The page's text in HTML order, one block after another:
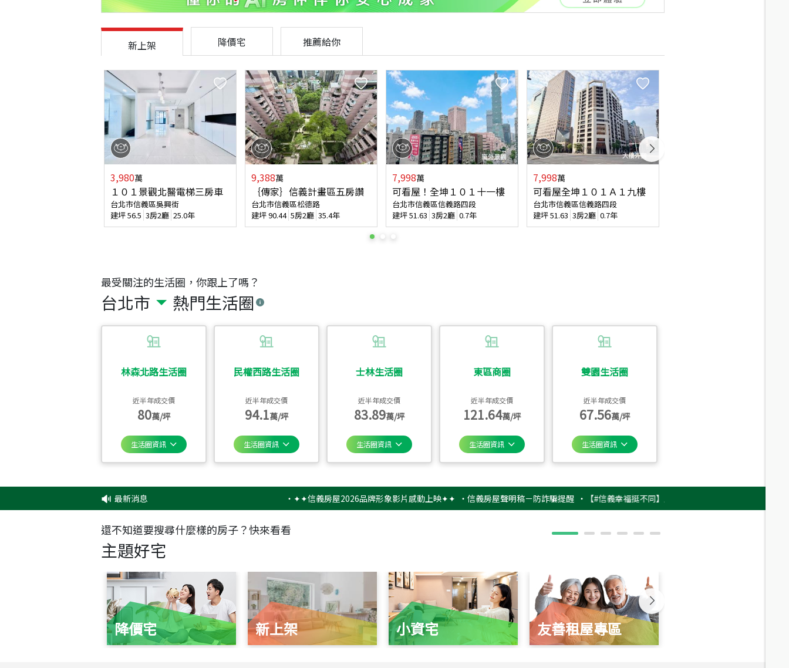
最受關注的生活圈，你跟上了嗎？
台北市 熱門生活圈
林森北路生活圈
近半年成交價
80萬/坪
生活圈資訊
民權西路生活圈
近半年成交價
94.1萬/坪
生活圈資訊
士林生活圈
近半年成交價
83.89萬/坪
生活圈資訊
東區商圈
近半年成交價
121.64萬/坪
生活圈資訊
雙園生活圈
近半年成交價
67.56萬/坪
生活圈資訊
新上架 降價宅 推薦給你
3,980萬
１０１景觀北醫電梯三房車
台北市信義區吳興街
建坪56.5 3房2廳 25.0年
9,388萬
｛傳家｝信義計畫區五房讚
台北市信義區松德路
建坪90.44 5房2廳 35.4年
7,998萬
可看屋！全坤１０１十一樓
台北市信義區信義路四段
建坪51.63 3房2廳 0.7年
7,998萬
可看屋全坤１０１Ａ１九樓
台北市信義區信義路四段
建坪51.63 3房2廳 0.7年
最新消息 ✦✦信義房屋2026品牌形象影片感動上映✦✦ ‧信義房屋聲明稿－防詐騙提醒 ‧【#信義幸福挺不同】用實力，讓升職免抽號碼牌！最新雇主品
還不知道要搜尋什麼樣的房子？快來看看
主題好宅
降價宅 新上架 小資宅 友善租屋專區